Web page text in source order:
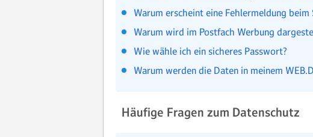
Warum erscheint eine Fehlermeldung beim
Warum wird im Postfach Werbung
Wie wähle ich ein sicheres Passwort?
Warum werden die Daten in meinem
Häufige Fragen zum Datenschutz